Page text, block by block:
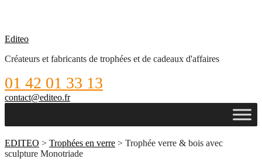
Editeo
Créateurs et fabricants de trophées et de cadeaux d'affaires
01 42 01 33 13
contact@editeo.fr
EDITEO > Trophées en verre > Trophée verre & bois avec
sculpture Monotriade